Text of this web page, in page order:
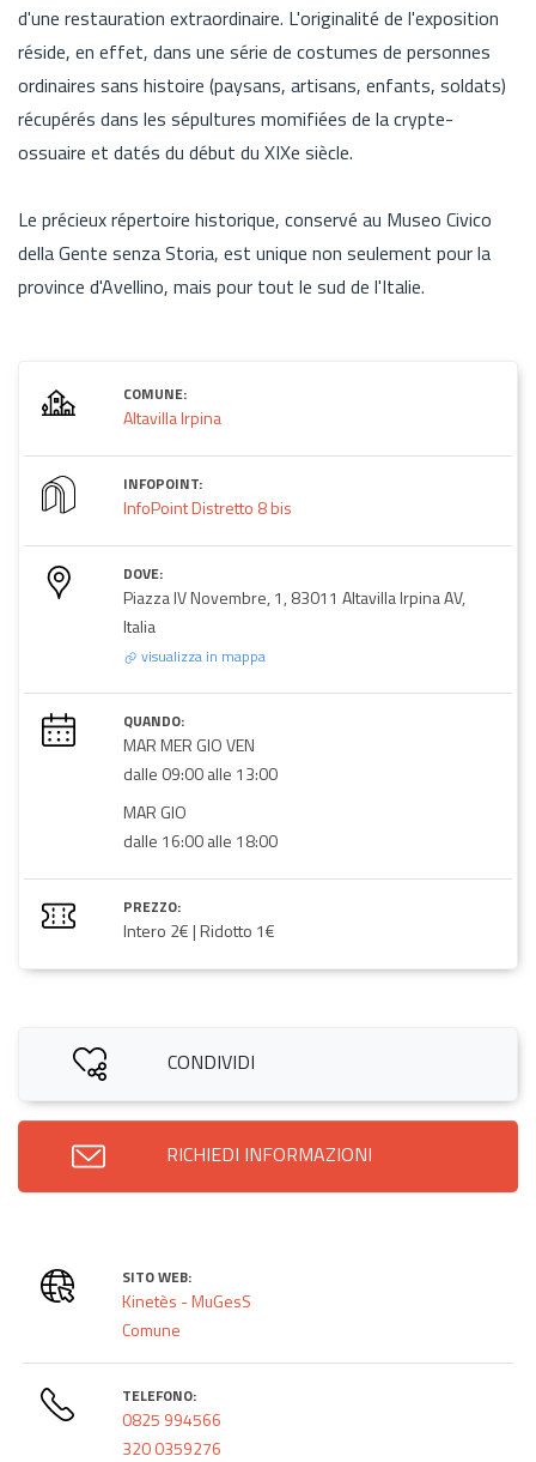
d'une restauration extraordinaire. L'originalité de l'exposition
réside, en effet, dans une série de costumes de personnes
ordinaires sans histoire (paysans, artisans, enfants, soldats)
récupérés dans les sépultures momifiées de la crypte-
ossuaire et datés du début du XIXe siècle.
Le précieux répertoire historique, conservé au Museo Civico
della Gente senza Storia, est unique non seulement pour la
province d'Avellino, mais pour tout le sud de l'Italie.
COMUNE:
Altavilla Irpina
INFOPOINT:
InfoPoint Distretto 8 bis
DOVE:
Piazza IV Novembre, 1, 83011 Altavilla Irpina AV,
Italia
visualizza in mappa
QUANDO:
MAR MER GIO VEN
dalle 09:00 alle 13:00
MAR GIO
dalle 16:00 alle 18:00
PREZZO:
Intero 2€ | Ridotto 1€
CONDIVIDI
RICHIEDI INFORMAZIONI
SITO WEB:
Kinetès - MuGesS
Comune
TELEFONO:
0825 994566
320 0359276